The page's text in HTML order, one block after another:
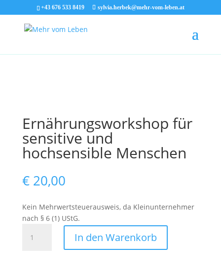
+43 676 533 8419 sylvia.herbek@mehr-vom-leben.at
Ernährungsworkshop für
sensitive und
hochsensible Menschen
€20,00
Kein Mehrwertsteuerausweis, da Kleinunternehmer
nach § 6 (1) UStG.
Ernährungsworkshop
In den Warenkorb